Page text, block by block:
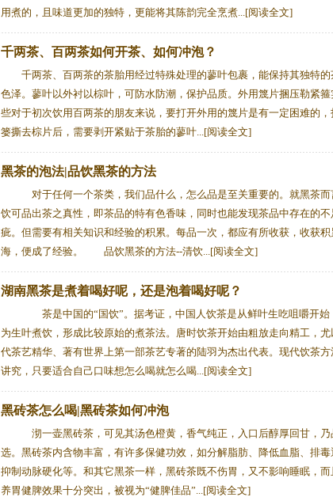
用煮的，且味道更加的独特，更能将其陈韵完全烹煮...[阅读全文]
千两茶、百两茶如何开茶、如何冲泡？
千两茶、百两茶的茶胎用经过特殊处理的蓼叶包裹，能保持其独特的
色泽。蓼叶以外衬以棕叶，可防水防潮，保护品质。外用篾片捆压勒紧箍
些对于初次饮用百两茶的朋友来说，要打开外用的篾片是有一定困难的，
篓撕去棕片后，需要剥开紧贴于茶胎的蓼叶...[阅读全文]
黑茶的泡法|品饮黑茶的方法
对于任何一个茶类，我们品什么，怎么品是至关重要的。就黑茶而
饮可品出茶之真性，即茶品的特有色香味，同时也能发现茶品中存在的不
疵。但需要有相关知识和经验的积累。每品一次，都应有所收获，收获积
海，便成了经验。 品饮黑茶的方法--清饮...[阅读全文]
湖南黑茶是煮着喝好呢，还是泡着喝好呢？
茶是中国的“国饮”。据考证，中国人饮茶是从鲜叶生吃咀嚼开始
为生叶煮饮，形成比较原始的煮茶法。唐时饮茶开始由粗放走向精工，尤
代茶艺精华、著有世界上第一部茶艺专著的陆羽为杰出代表。现代饮茶方
讲究，只要适合自己口味想怎么喝就怎么喝...[阅读全文]
黑砖茶怎么喝|黑砖茶如何冲泡
沏一壶黑砖茶，可见其汤色橙黄，香气纯正，入口后醇厚回甘，乃
选。黑砖茶内含物丰富，有许多保健功效，如分解脂肪、降低血脂、排毒
抑制动脉硬化等。和其它黑茶一样，黑砖茶既不伤胃，又不影响睡眠，而
养胃健脾效果十分突出，被视为“健脾佳品”...[阅读全文]